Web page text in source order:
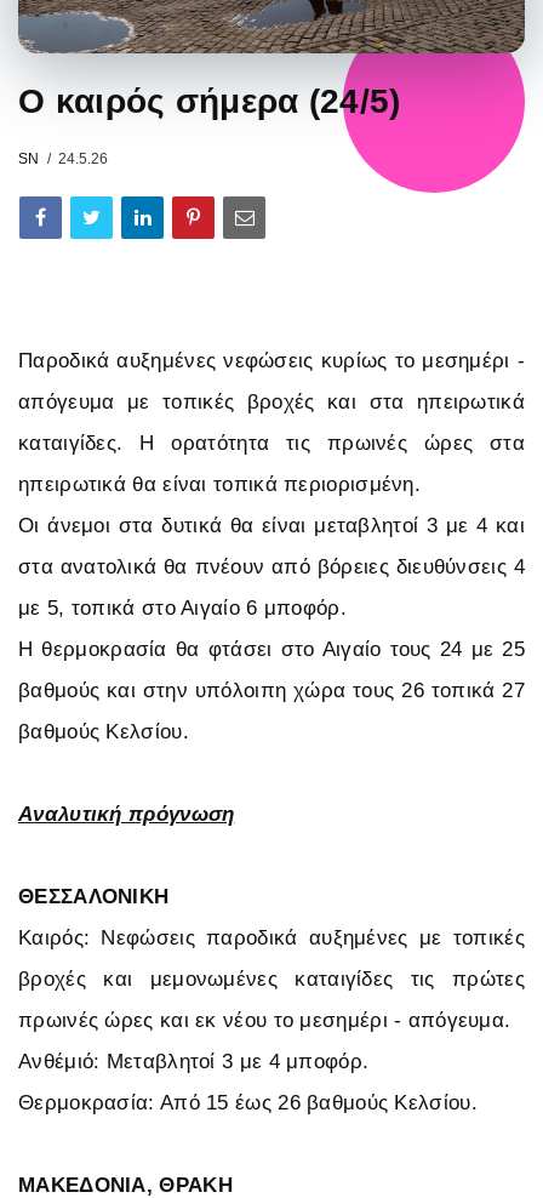
Ο καιρός σήμερα (24/5)
SN 24.5.26
Παροδικά αυξημένες νεφώσεις κυρίως το μεσημέρι -
απόγευμα με τοπικές βροχές και στα ηπειρωτικά
καταιγίδες. Η ορατότητα τις πρωινές ώρες στα
ηπειρωτικά θα είναι τοπικά περιορισμένη.
Οι άνεμοι στα δυτικά θα είναι μεταβλητοί 3 με 4 και
στα ανατολικά θα πνέουν από βόρειες διευθύνσεις 4
με 5, τοπικά στο Αιγαίο 6 μποφόρ.
Η θερμοκρασία θα φτάσει στο Αιγαίο τους 24 με 25
βαθμούς και στην υπόλοιπη χώρα τους 26 τοπικά 27
βαθμούς Κελσίου.
Αναλυτική πρόγνωση
ΘΕΣΣΑΛΟΝΙΚΗ
Καιρός: Nεφώσεις παροδικά αυξημένες με τοπικές
βροχές και μεμονωμένες καταιγίδες τις πρώτες
πρωινές ώρες και εκ νέου το μεσημέρι - απόγευμα.
Ανθέμιό: Μεταβλητοί 3 με 4 μποφόρ.
Θερμοκρασία: Από 15 έως 26 βαθμούς Κελσίου.
ΜΑΚΕΔΟΝΙΑ, ΘΡΑΚΗ